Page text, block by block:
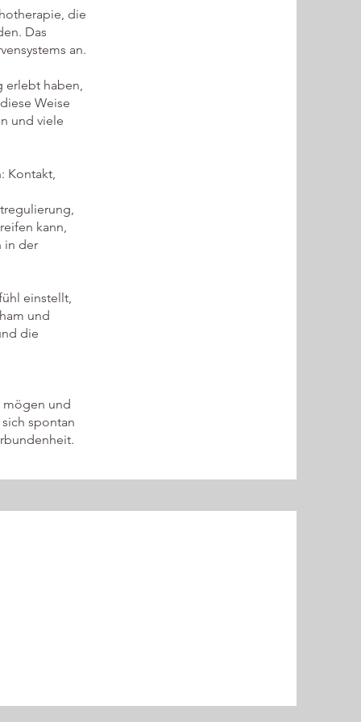
die
Das
an.
erlebt haben,
Weise
und viele
Kontakt,
kann,
in der
einstellt,
und
die
mögen und
spontan